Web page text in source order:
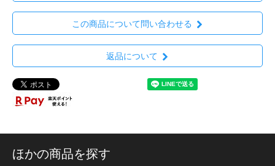
この商品について問い合わせる
返品について
ほかの商品を探す